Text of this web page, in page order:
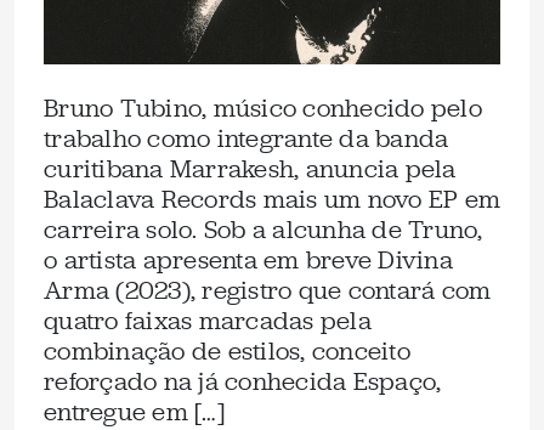
Bruno Tubino, músico conhecido pelo
trabalho como integrante da banda
curitibana Marrakesh, anuncia pela
Balaclava Records mais um novo EP em
carreira solo. Sob a alcunha de Truno,
o artista apresenta em breve Divina
Arma (2023), registro que contará com
quatro faixas marcadas pela
combinação de estilos, conceito
reforçado na já conhecida Espaço,
entregue em […]